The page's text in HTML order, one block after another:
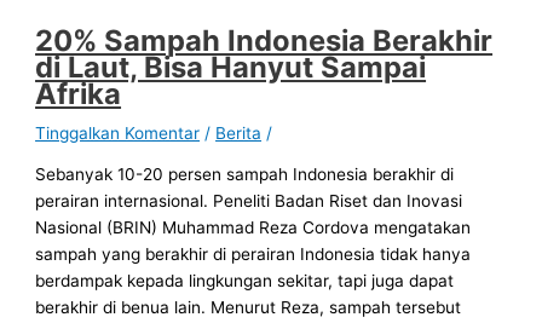
20% Sampah Indonesia Berakhir
di Laut, Bisa Hanyut Sampai
Afrika
Tinggalkan Komentar / Berita /
Sebanyak 10-20 persen sampah Indonesia berakhir di
perairan internasional. Peneliti Badan Riset dan Inovasi
Nasional (BRIN) Muhammad Reza Cordova mengatakan
sampah yang berakhir di perairan Indonesia tidak hanya
berdampak kepada lingkungan sekitar, tapi juga dapat
berakhir di benua lain. Menurut Reza, sampah tersebut